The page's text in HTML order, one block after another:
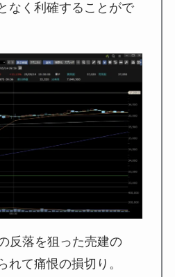
なく利確することがで
反落を狙った売建の
れて痛恨の損切り。